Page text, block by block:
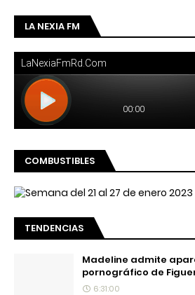
LA NEXIA FM
COMBUSTIBLES
TENDENCIAS
Madeline admite
pornográfico de
6:31:00